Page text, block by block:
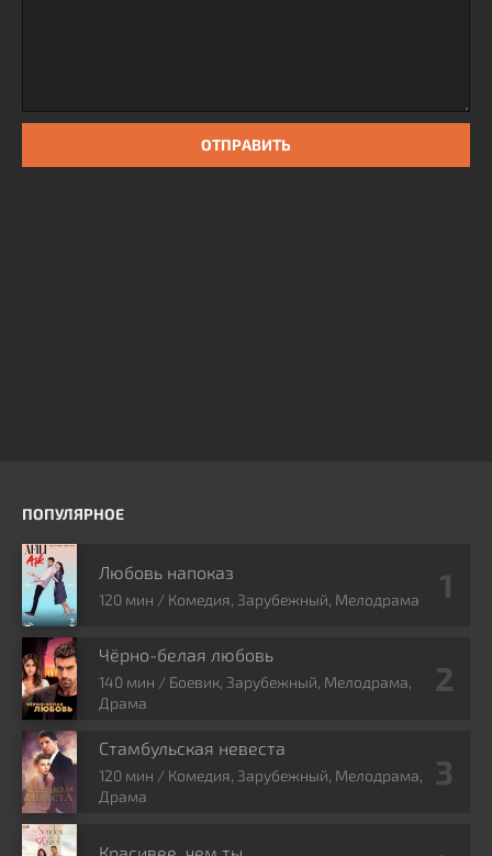
ОТПРАВИТЬ
ПОПУЛЯРНОЕ
Любовь напоказ
120 мин / Комедия, Зарубежный, Мелодрама
Чёрно-белая любовь
140 мин / Боевик, Зарубежный, Мелодрама,
Драма
Стамбульская невеста
120 мин / Комедия, Зарубежный, Мелодрама,
Драма